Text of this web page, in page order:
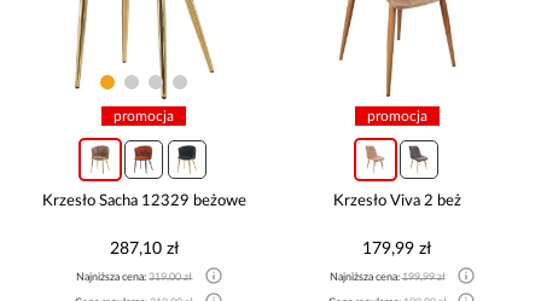
promocja
Krzesło Sacha 12329 beżowe
287,10 zł
Najniższa cena:319,00 zł
promocja
Krzesło Viva 2 beż
179,99 zł
Najniższa cena:199,99 zł